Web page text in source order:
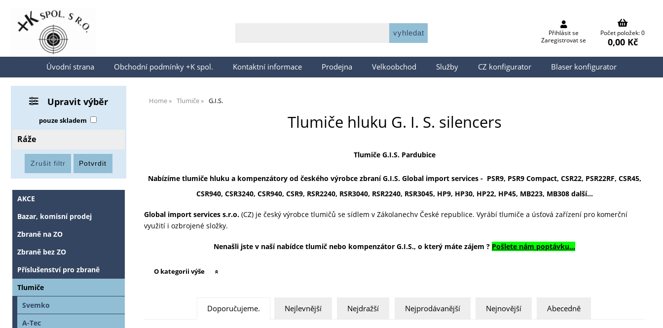
Přihlásit se
Přihlásit se
Zaregistrovat se
Počet položek: 0
0,00 Kč
Úvodní strana Obchodní podmínky +K spol. Kontaktní informace Prodejna Velkoobchod Služby CZ konfigurator Blaser konfigurator
Home Tlumiče G.I.S.
Tlumiče hluku G. I. S. silencers
Tlumiče G.I.S. Pardubice
Nabízíme tlumiče hluku a kompenzátory od českého výrobce zbraní G.I.S. Global import services - PSR9, PSR9 Compact, CSR22, PSR22RF, CSR45,
CSR940, CSR3240, CSR940, CSR9, RSR2240, RSR3040, RSR2240, RSR3045, HP9, HP30, HP22, HP45, MB223, MB308 další...
Global import services s.r.o. (CZ) je český výrobce tlumičů se sídlem v Zákolanechv České republice. Vyrábí tlumiče a úsťová zařízení pro komerční
využití i ozbrojené složky.
Nenašli jste v naší nabídce tlumič nebo kompenzátor G.I.S., o který máte zájem ? Pošlete nám poptávku...
O kategorii výše
Doporučujeme. Nejlevnější Nejdražší Nejprodávanější Nejnovější Abecedně
Upravit výběr
pouze skladem
Ráže
AKCE
Bazar, komisní prodej
Zbraně na ZO
Zbraně bez ZO
Příslušenství pro zbraně
Tlumiče
Svemko
A-Tec